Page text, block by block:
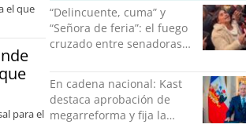
el que
para el
“Delincuente, cuma” y
“Señora de feria”: el fuego
cruzado entre senadoras
Senado
En cadena nacional: Kast
destaca aprobación de
megarreforma y fija la